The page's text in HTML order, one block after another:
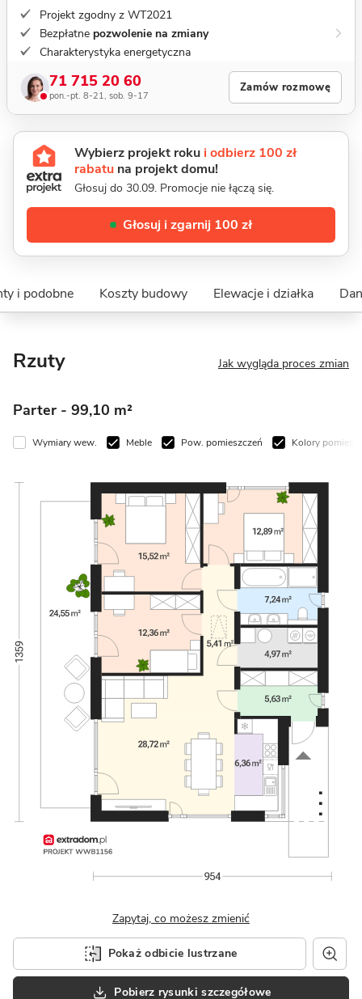
Projekt zgodny z WT2021
Bezpłatne pozwolenie na zmiany
Charakterystyka energetyczna
71 715 20 60
pon.-pt. 8-21, sob. 9-17
Zamów rozmowę
Wybierz projekt roku i odbierz 100 zł
rabatu na projekt domu!
Głosuj do 30.09. Promocje nie łączą się.
Głosuj i zgarnij 100 zł
i podobne Koszty budowy Elewacje i działka
Rzuty Jak wygląda proces zmian
Parter - 99,10 m²
Wymiary wew. Meble Pow. pomieszczeń Kolory
Zapytaj, co możesz zmienić
Pokaż odbicie lustrzane
Pobierz rysunki szczegółowe